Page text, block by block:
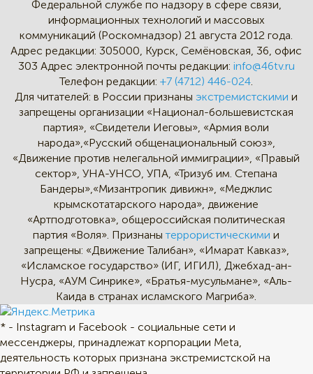
Федеральной службе по надзору в сфере связи,
информационных технологий и массовых
коммуникаций (Роскомнадзор) 21 августа 2012 года.
Адрес редакции: 305000, Курск, Семёновская, 36, офис
303 Адрес электронной почты редакции: info@46tv.ru
Телефон редакции: +7 (4712) 446-024.
Для читателей: в России признаныэкстремистскими и
запрещены организации «Национал-большевистская
партия», «Свидетели Иеговы», «Армия воли
народа»,«Русский общенациональный союз»,
«Движение против нелегальной иммиграции», «Правый
сектор», УНА-УНСО, УПА, «Тризуб им. Степана
Бандеры»,«Мизантропик дивижн», «Меджлис
крымскотатарского народа», движение
«Артподготовка», общероссийская политическая
партия «Воля». Признанытеррористическими и
запрещены: «Движение Талибан», «Имарат Кавказ»,
«Исламское государство» (ИГ, ИГИЛ), Джебхад-ан-
Нусра, «АУМ Синрике», «Братья-мусульмане», «Аль-
Каида в странах исламского Магриба».
* - Instagram и Facebook - социальные сети и
мессенджеры, принадлежат корпорации Meta,
деятельность которых признана экстремистской на